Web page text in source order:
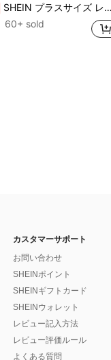
SHEIN プラスサイズ レディース カジュアル ルーズ ペイズリー柄 パンツ 夏 ボヘミアン ビーチ バケーション ホリデー フローリー リゾートウェア フェスティバル
60+ sold
カスタマーサポート
お問い合わせ
SHEINポイント
SHEINギフトカード
SHEINウォレット
レビュー記入方法
レビュー評価ルール
よくある質問